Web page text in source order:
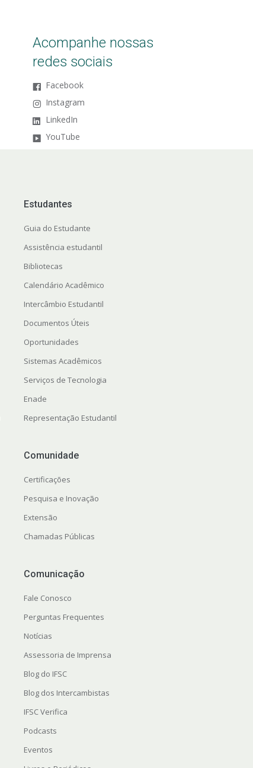
Acompanhe nossas
redes sociais
Facebook
Instagram
LinkedIn
YouTube
Estudantes
Guia do Estudante
Assistência estudantil
Bibliotecas
Calendário Acadêmico
Intercâmbio Estudantil
Documentos Úteis
Oportunidades
Sistemas Acadêmicos
Serviços de Tecnologia
Enade
Representação Estudantil
Comunidade
Certificações
Pesquisa e Inovação
Extensão
Chamadas Públicas
Comunicação
Fale Conosco
Perguntas Frequentes
Notícias
Assessoria de Imprensa
Blog do IFSC
Blog dos Intercambistas
IFSC Verifica
Podcasts
Eventos